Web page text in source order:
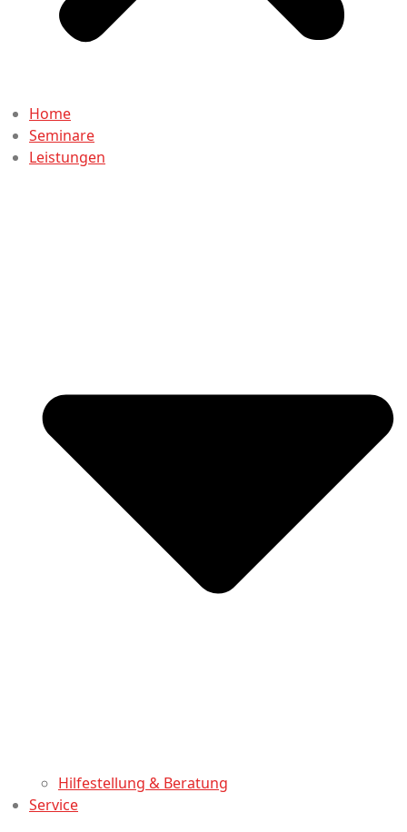
Home
Seminare
Leistungen
Hilfestellung & Beratung
Service